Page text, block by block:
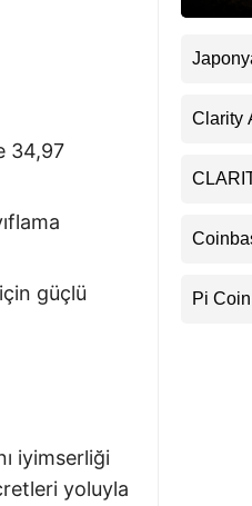
34,97
güçlü
iyimserliği
yoluyla
Clarity
Pi